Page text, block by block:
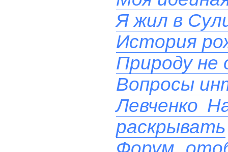
Я жил в
История
Природу не
Вопросы
Левченко
раскрывать